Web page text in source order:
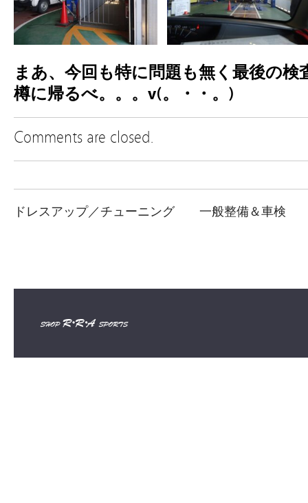
まあ、今回も特に問題も無く最後の検
樽に帰るべ。。。v(。・・。)
Comments are closed.
ドレスアップ／チューニング 一般整備＆車検